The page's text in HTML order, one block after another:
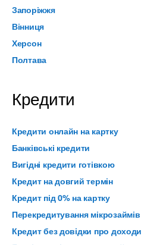
Запоріжжя
Вінниця
Херсон
Полтава
Кредити
Кредити онлайн на картку
Банківські кредити
Вигідні кредити готівкою
Кредит на довгий термін
Кредит під 0% на картку
Перекредитування мікрозаймів
Кредит без довідки про доходи